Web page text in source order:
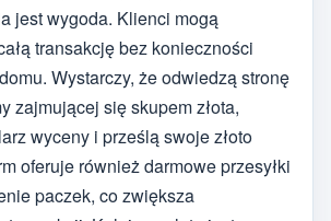
jest wygoda. Klienci mogą
transakcję bez konieczności
Wystarczy, że odwiedzą stronę
zajmującej się skupem złota,
wyceny i prześlą swoje złoto
oferuje również darmowe przesyłki
paczek, co zwiększa